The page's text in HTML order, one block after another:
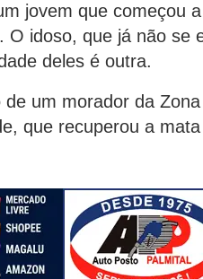
jovem que começou
O idoso, que já não se
deles é outra.
morador da Zona
que recuperou a